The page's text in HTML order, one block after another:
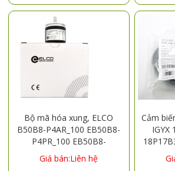
Bộ mã hóa xung, ELCO
B50B8-P4AR_100 EB50B8-
P4PR_100 EB50B8-
C4AR_100 EB50B8-
H4PR_100 EB50B8-
Giá bán:Liên hệ
Cảm
IGYX